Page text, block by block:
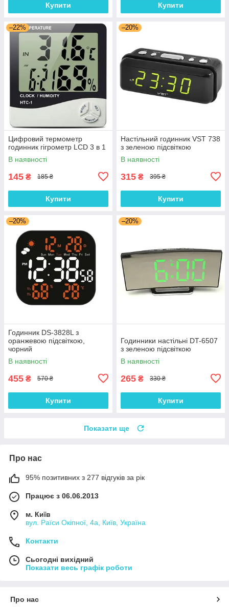
Купити Купити
–22%
Цифровий термометр
годинник гігрометр LCD 3 в 1
В наявності
145 ₴ 185 ₴
Купити
–20%
Настільний годинник VST 738
з зеленою підсвіткою
В наявності
315 ₴ 395 ₴
Купити
–20%
Годинник DS-3828L з
оранжевою підсвіткою,
чорний
В наявності
455 ₴ 570 ₴
Купити
–20%
Годинники настільні DT-6507
з зеленою підсвіткою
В наявності
265 ₴ 330 ₴
Купити
Показати ще
Про нас
95% позитивних з 277 відгуків за рік
Працює з 06.06.2013
м. Київ
вул. Раїси Окіпної, 4а, Київ, Україна
Контакти
Сьогодні вихідний
Показати весь графік роботи
Про нас